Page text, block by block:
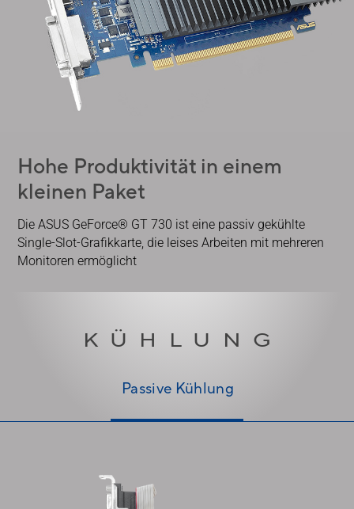
Hohe Produktivität in einem
kleinen Paket
Die ASUS GeForce® GT 730 ist eine passiv gekühlte
Single-Slot-Grafikkarte, die leises Arbeiten mit mehreren
Monitoren ermöglicht​
KÜHLUNG
Passive Kühlung